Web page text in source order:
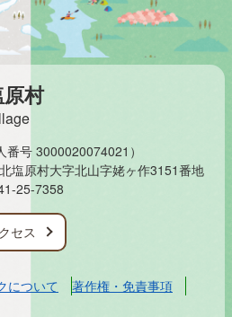
原村
号 3000020074021）
原村大字北山字姥ヶ作3151番地
25-7358
セス
について
著作権・免責事項